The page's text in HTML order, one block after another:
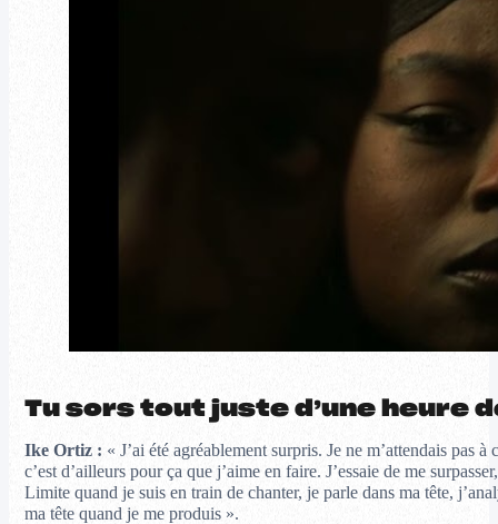
Tu sors tout juste d’une heure
Ike Ortiz : « J’ai été agréablement surpris. Je ne m’attendais pas
c’est d’ailleurs pour ça que j’aime en faire. J’essaie de me
Limite quand je suis en train de chanter, je parle dans ma tête,
ma tête quand je me produis ».